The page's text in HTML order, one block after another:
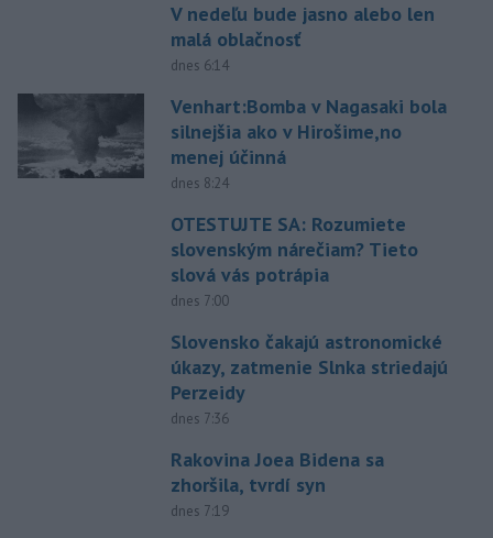
V nedeľu bude jasno alebo len
malá oblačnosť
dnes 6:14
Venhart:Bomba v Nagasaki bola
silnejšia ako v Hirošime,no
menej účinná
dnes 8:24
OTESTUJTE SA: Rozumiete
slovenským nárečiam? Tieto
slová vás potrápia
dnes 7:00
Slovensko čakajú astronomické
úkazy, zatmenie Slnka striedajú
Perzeidy
dnes 7:36
Rakovina Joea Bidena sa
zhoršila, tvrdí syn
dnes 7:19